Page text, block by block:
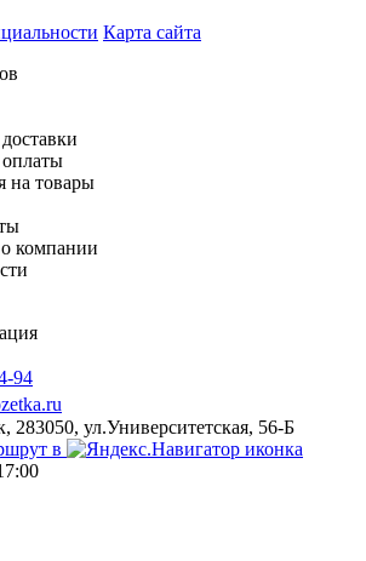
Карта сайта
на товары
компании
94
283050, ул.Университетская, 56-Б
в